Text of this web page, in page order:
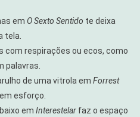
em O Sexto Sentido te deixa
tela.
com respirações ou ecos, como
palavras.
de uma vitrola em Forrest
esforço.
em Interestelarfaz o espaço